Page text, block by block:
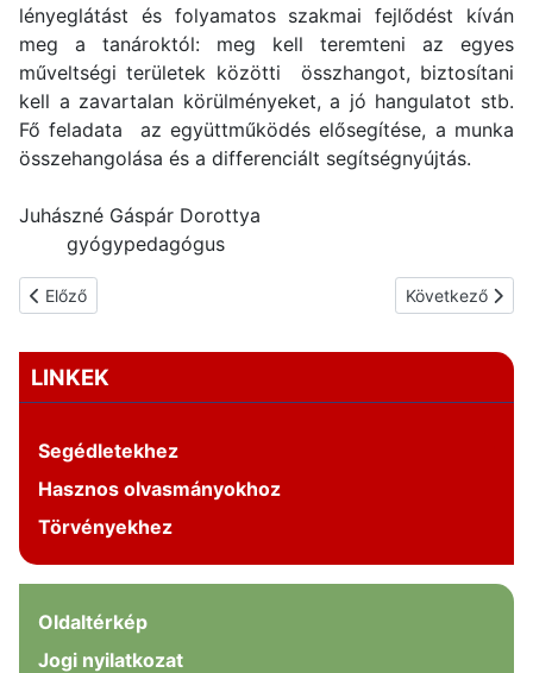
LINKEK
Segédletekhez
Hasznos olvasmányokhoz
Törvényekhez
Oldaltérkép
Jogi nyilatkozat
lényeglátást és folyamatos szakmai fejlődést kíván
meg a tanároktól: meg kell teremteni az egyes
műveltségi területek közötti összhangot, biztosítani
kell a zavartalan körülményeket, a jó hangulatot stb.
Fő feladata az együttműködés elősegítése, a munka
összehangolása és a differenciált segítségnyújtás.
Juhászné Gáspár Dorottya
gyógypedagógus
Előző cikk: Kooperatív tanulási technikák
Előző Következő
Következő